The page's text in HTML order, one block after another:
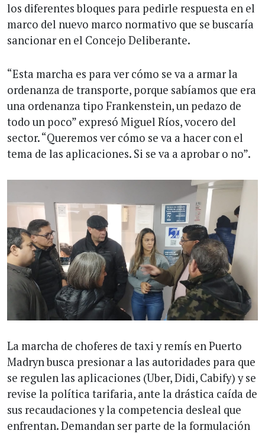
los diferentes bloques para pedirle respuesta en el
marco del nuevo marco normativo que se buscaría
sancionar en el Concejo Deliberante.
“Esta marcha es para ver cómo se va a armar la
ordenanza de transporte, porque sabíamos que era
una ordenanza tipo Frankenstein, un pedazo de
todo un poco” expresó Miguel Ríos, vocero del
sector. “Queremos ver cómo se va a hacer con el
tema de las aplicaciones. Si se va a aprobar o no”.
La marcha de choferes de taxi y remís en Puerto
Madryn busca presionar a las autoridades para que
se regulen las aplicaciones (Uber, Didi, Cabify) y se
revise la política tarifaria, ante la drástica caída de
sus recaudaciones y la competencia desleal que
enfrentan. Demandan ser parte de la formulación